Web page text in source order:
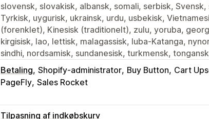
slovensk, slovakisk, albansk, somali, serbisk, Svensk,
Tyrkisk, uygurisk, ukrainsk, urdu, usbekisk,
(forenklet), Kinesisk (traditionelt), zulu, yoruba,
kirgisisk, lao, lettisk, malagassisk, luba-Katanga,
sindhi, nordsamisk, sundanesisk, turkmensk,
Betaling Shopify-administrator Buy Button Cart
PageFly Sales Rocket
Tilpasning af indkøbskurv